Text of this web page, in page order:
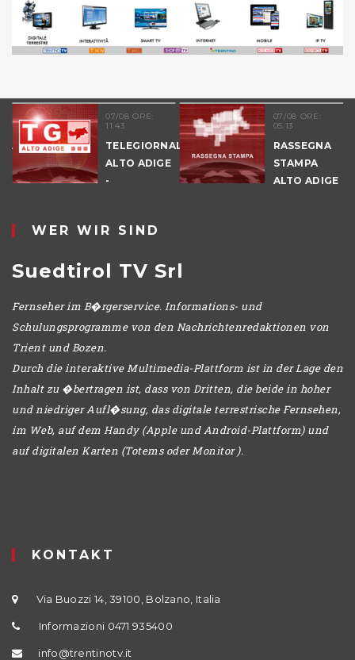
07/08 ORE:
11.43
TELEGIORNALE
ALTO ADIGE
-
07/08 ORE:
05.13
RASSEGNA
STAMPA
ALTO ADIGE
WER WIR SIND
Suedtirol TV Srl
Fernseher im B�rgerservice. Informations- und
Schulungsprogramme von den Nachrichtenredaktionen von
Trient und Bozen.
Durch die interaktive Multimedia-Plattform ist in der Lage den
Inhalt zu �bertragen ist, dass von Dritten, die beide in hoher
und niedriger Aufl�sung, das digitale terrestrische Fernsehen,
im Web, auf dem Handy (Apple und Android-Plattform) und
auf digitalen Karten (Totems oder Monitor ).
KONTAKT
Via Buozzi 14, 39100, Bolzano, Italia
Informazioni 0471 935400
info@trentinotv.it